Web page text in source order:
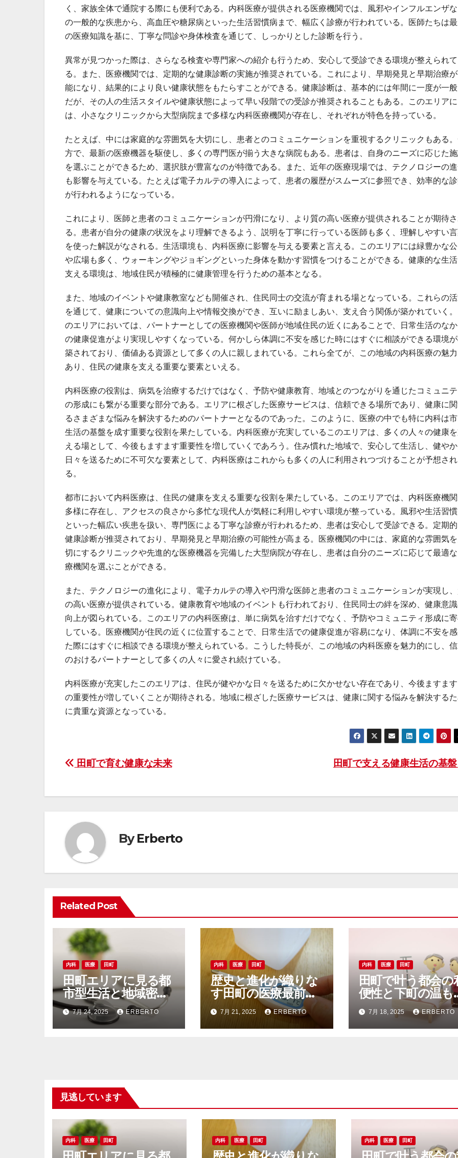
く、家族全体で通院する際にも便利である。内科医療が提供される医療機関では、風邪やインフルエンザ
の一般的な疾患から、高血圧や糖尿病といった生活習慣病まで、幅広く診療が行われている。医師たちは
の医療知識を基に、丁寧な問診や身体検査を通じて、しっかりとした診断を行う。
異常が見つかった際は、さらなる検査や専門家への紹介も行うため、安心して受診できる環境が整えられ
る。また、医療機関では、定期的な健康診断の実施が推奨されている。これにより、早期発見と早期治療
能になり、結果的により良い健康状態をもたらすことができる。健康診断は、基本的には年間に一度が一
だが、その人の生活スタイルや健康状態によって早い段階での受診が推奨されることもある。このエリアに
は、小さなクリニックから大型病院まで多様な内科医療機関が存在し、それぞれが特色を持っている。
たとえば、中には家庭的な雰囲気を大切にし、患者とのコミュニケーションを重視するクリニックもある
方で、最新の医療機器を駆使し、多くの専門医が揃う大きな病院もある。患者は、自身のニーズに応じた
を選ぶことができるため、選択肢が豊富なのが特徴である。また、近年の医療現場では、テクノロジーの
も影響を与えている。たとえば電子カルテの導入によって、患者の履歴がスムーズに参照でき、効率的な
が行われるようになっている。
これにより、医師と患者のコミュニケーションが円滑になり、より質の高い医療が提供されることが期待
る。患者が自分の健康の状況をより理解できるよう、説明を丁寧に行っている医師も多く、理解しやすい
を使った解説がなされる。生活環境も、内科医療に影響を与える要素と言える。このエリアには緑豊かな
や広場も多く、ウォーキングやジョギングといった身体を動かす習慣をつけることができる。健康的な生
支える環境は、地域住民が積極的に健康管理を行うための基本となる。
また、地域のイベントや健康教室なども開催され、住民同士の交流が育まれる場となっている。これらの
を通じて、健康についての意識向上や情報交換ができ、互いに励ましあい、支え合う関係が築かれていく
のエリアにおいては、パートナーとしての医療機関や医師が地域住民の近くにあることで、日常生活のな
の健康促進がより実現しやすくなっている。何かしら体調に不安を感じた時にはすぐに相談ができる環境
築されており、価値ある資源として多くの人に親しまれている。これら全てが、この地域の内科医療の魅
あり、住民の健康を支える重要な要素といえる。
内科医療の役割は、病気を治療するだけではなく、予防や健康教育、地域とのつながりを通じたコミュニ
の形成にも繋がる重要な部分である。エリアに根ざした医療サービスは、信頼できる場所であり、健康に
るさまざまな悩みを解決するためのパートナーとなるのであった。このように、医療の中でも特に内科は
生活の基盤を成す重要な役割を果たしている。内科医療が充実しているこのエリアは、多くの人々の健康
える場として、今後もますます重要性を増していくであろう。住み慣れた地域で、安心して生活し、健や
日々を送るために不可欠な要素として、内科医療はこれからも多くの人に利用されつづけることが予想され
る。
都市において内科医療は、住民の健康を支える重要な役割を果たしている。このエリアでは、内科医療機
多様に存在し、アクセスの良さから多忙な現代人が気軽に利用しやすい環境が整っている。風邪や生活習
といった幅広い疾患を扱い、専門医による丁寧な診療が行われるため、患者は安心して受診できる。定期
健康診断が推奨されており、早期発見と早期治療の可能性が高まる。医療機関の中には、家庭的な雰囲気
切にするクリニックや先進的な医療機器を完備した大型病院が存在し、患者は自分のニーズに応じて最適
療機関を選ぶことができる。
また、テクノロジーの進化により、電子カルテの導入や円滑な医師と患者のコミュニケーションが実現し
の高い医療が提供されている。健康教育や地域のイベントも行われており、住民同士の絆を深め、健康意
向上が図られている。このエリアの内科医療は、単に病気を治すだけでなく、予防やコミュニティ形成に
している。医療機関が住民の近くに位置することで、日常生活での健康促進が容易になり、体調に不安を
た際にはすぐに相談できる環境が整えられている。こうした特長が、この地域の内科医療を魅力的にし、
のおけるパートナーとして多くの人々に愛され続けている。
内科医療が充実したこのエリアは、住民が健やかな日々を送るために欠かせない存在であり、今後ますま
の重要性が増していくことが期待される。地域に根ざした医療サービスは、健康に関する悩みを解決する
に貴重な資源となっている。
投
ビ
ゲ
ー
シ
ョ
ン
田町で支える健康生活の基
田町で育む健康な未来
ByErberto
Related Post
内科 医療 田町
田町エリアに見る都
市型生活と地域密着
医療の融合が生む新
しい健康環境
7月 24, 2025 ERBERTO
内科 医療 田町
歴史と進化が織りな
す田町の医療最前線
と快適なくらし
7月 21, 2025 ERBERTO
内科 医療 田町
田町で叶う都会の
便性と下町の温も
安心医療と多様な
らしの調和
7月 18, 2025 ERBERTO
見逃しています
内科 医療 田町 内科 医療 田町 内科 医療 田町